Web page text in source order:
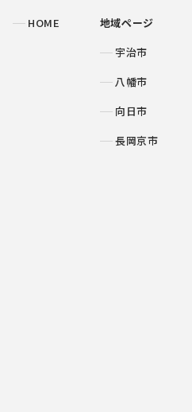
HOME
地域ページ
宇治市
八幡市
向日市
長岡京市